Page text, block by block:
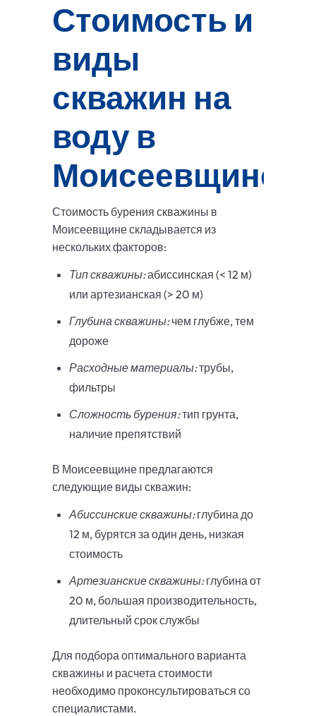
Стоимость и
виды
скважин на
воду в
Моисеевщине
Стоимость бурения скважины в
Моисеевщине складывается из
нескольких факторов:
Тип скважины:абиссинская (< 12 м)
или артезианская (> 20 м)
Глубина скважины:чем глубже, тем
дороже
Расходные материалы:трубы,
фильтры
Сложность бурения:тип грунта,
наличие препятствий
В Моисеевщине предлагаются
следующие виды скважин:
Абиссинские скважины:глубина до
12 м, бурятся за один день, низкая
стоимость
Артезианские скважины:глубина от
20 м, большая производительность,
длительный срок службы
Для подбора оптимального варианта
скважины и расчета стоимости
необходимо проконсультироваться со
специалистами.